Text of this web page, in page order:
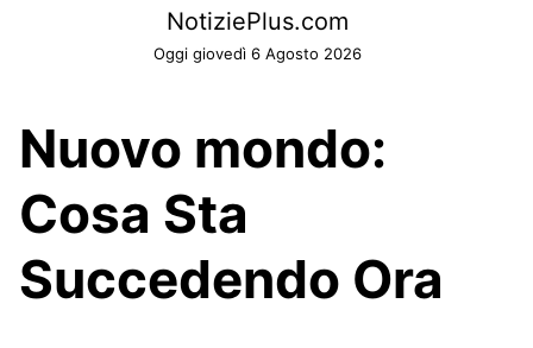
NotiziePlus.com
Oggi giovedì 6 Agosto 2026
Nuovo mondo:
Cosa Sta
Succedendo Ora